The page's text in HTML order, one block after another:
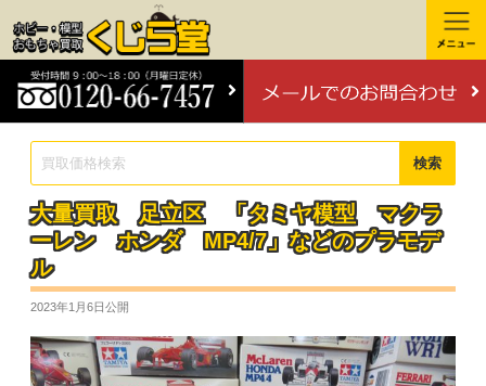
検索
大量買取 足立区 「タミヤ模型 マクラ
ーレン ホンダ MP4/7」などのプラモデ
ル
2023年1月6日公開